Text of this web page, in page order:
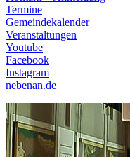
Termine
Gemeindekalender
Veranstaltungen
Youtube
Facebook
Instagram
nebenan.de